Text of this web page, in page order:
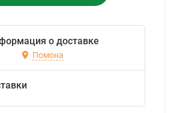
о доставке
Помона